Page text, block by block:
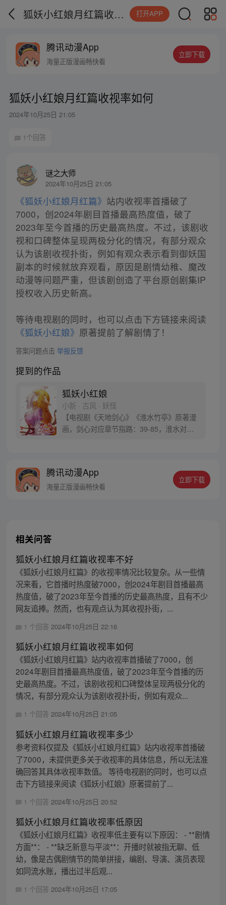
狐妖小红娘月红篇收视率如何 打开APP
腾讯动漫App
海量正版漫画畅快看
立即下载
狐妖小红娘月红篇收视率如何
2024年10月25日 21:05
1个回答
谜之大师
2024年10月25日 21:05
《狐妖小红娘月红篇》 站内收视率首播破了
7000，创2024年剧目首播最高热度值，破了
2023年至今首播的历史最高热度。不过，该剧收
视和口碑整体呈现两极分化的情况，有部分观众
认为该剧收视扑街，例如有观众表示看到御妖国
副本的时候就放弃观看，原因是剧情幼稚、魔改
动漫等问题严重，但该剧创造了平台原创剧集IP
授权收入历史新高。
等待电视剧的同时，也可以点击下方链接来阅读
《狐妖小红娘》 原著提前了解剧情了！
答案问题点击 举报反馈
提到的作品
狐妖小红娘
小新 · 古风 · 妖怪
【电视剧《天地剑心》《淮水竹亭》原著漫
画，剑心对应章节指路：39-85，淮水对应
腾讯动漫App
海量正版漫画畅快看
立即下载
相关问答
狐妖小红娘月红篇收视率不好
《狐妖小红娘月红篇》的收视率情况比较复杂。从一些情
况来看，它首播时热度破7000，创2024年剧目首播最高
热度值，破了2023年至今首播的历史最高热度，且有不少
网友追捧。然而，也有观点认为其收视扑街，...
1 个回答 2024年10月25日 22:16
狐妖小红娘月红篇收视率如何
《狐妖小红娘月红篇》站内收视率首播破了7000，创
2024年剧目首播最高热度值，破了2023年至今首播的历
史最高热度。不过，该剧收视和口碑整体呈现两极分化的
情况，有部分观众认为该剧收视扑街，例如有观众...
1 个回答 2024年10月25日 21:05
狐妖小红娘月红篇收视率多少
参考资料仅提及《狐妖小红娘月红篇》站内收视率首播破
了7000，未提供更多关于收视率的具体信息，所以无法准
确回答其具体收视率数值。 等待电视剧的同时，也可以点
击下方链接来阅读《狐妖小红娘》原著提前了...
1 个回答 2024年10月25日 20:52
狐妖小红娘月红篇收视率低原因
《狐妖小红娘月红篇》收视率低主要有以下原因： - **剧情
方面**： - **缺乏新意与平淡**：开播时就被指无聊、低
幼，像是古偶剧情节的简单拼接，编剧、导演、演员表现
如同流水账，播出过半后观...
1 个回答 2024年10月25日 17:05